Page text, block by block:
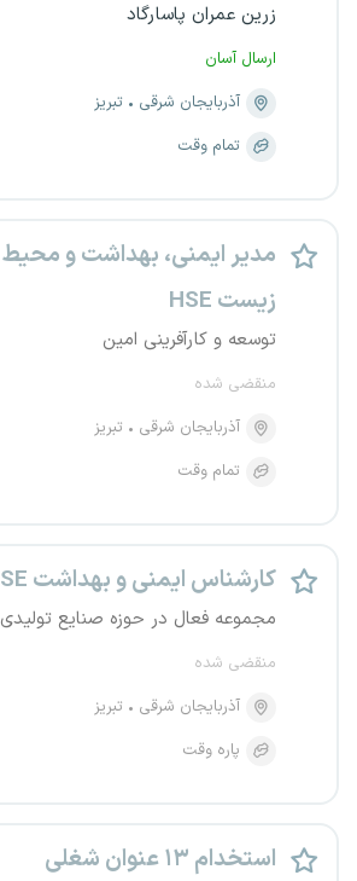
زرین عمران پاسارگاد
ارسال آسان
آذربایجان شرقی
تبریز
تمام وقت
مدیر ایمنی، بهداشت و محیط
زیست HSE‌
توسعه و کارآفرینی امین
منقضی شده
آذربایجان شرقی
تبریز
تمام وقت
کارشناس ایمنی و بهداشت HSE
مجموعه فعال در حوزه صنایع تولیدی
منقضی شده
آذربایجان شرقی
تبریز
پاره وقت
استخدام ۱۳ عنوان شغلی